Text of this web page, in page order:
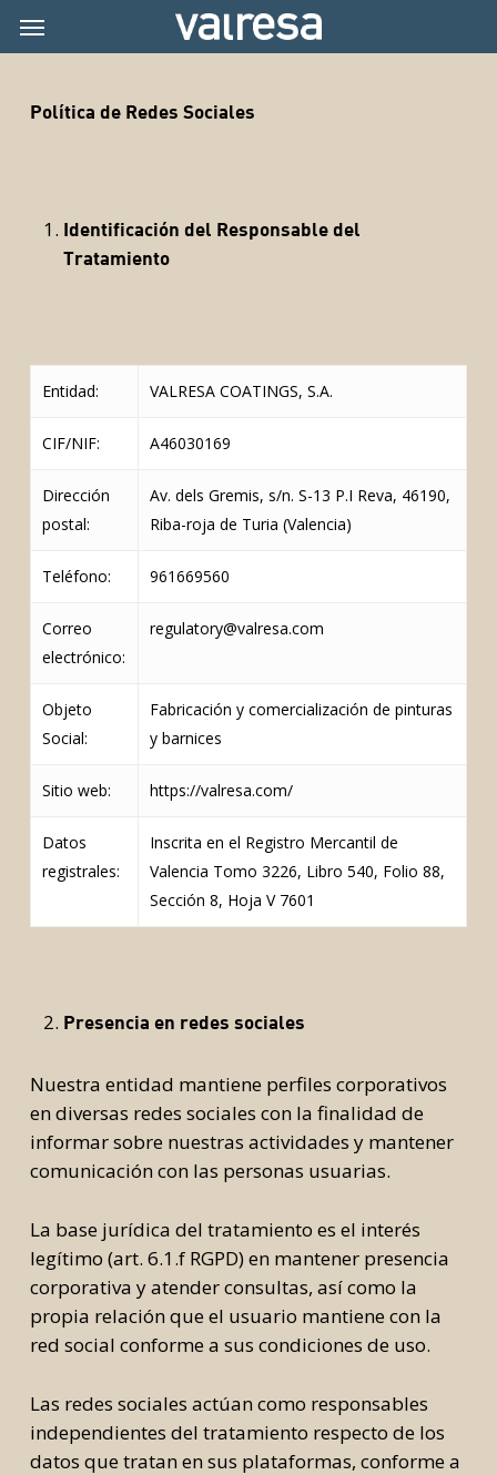
content
Menu
Política de Redes Sociales
Identificación del Responsable del
Tratamiento
Entidad: VALRESA COATINGS, S.A.
CIF/NIF: A46030169
Dirección
postal:
Av. dels Gremis, s/n. S-13 P.I Reva, 46190,
Riba-roja de Turia (Valencia)
Teléfono: 961669560
Correo
electrónico:
regulatory@valresa.com
Objeto
Social:
Fabricación y comercialización de pinturas
y barnices
Sitio web: https://valresa.com/
Datos
registrales:
Inscrita en el Registro Mercantil de
Valencia Tomo 3226, Libro 540, Folio 88,
Sección 8, Hoja V 7601
Presencia en redes sociales
Nuestra entidad mantiene perfiles corporativos
en diversas redes sociales con la finalidad de
informar sobre nuestras actividades y mantener
comunicación con las personas usuarias.
La base jurídica del tratamiento es el interés
legítimo (art. 6.1.f RGPD) en mantener presencia
corporativa y atender consultas, así como la
propia relación que el usuario mantiene con la
red social conforme a sus condiciones de uso.
Las redes sociales actúan como responsables
independientes del tratamiento respecto de los
datos que tratan en sus plataformas, conforme a